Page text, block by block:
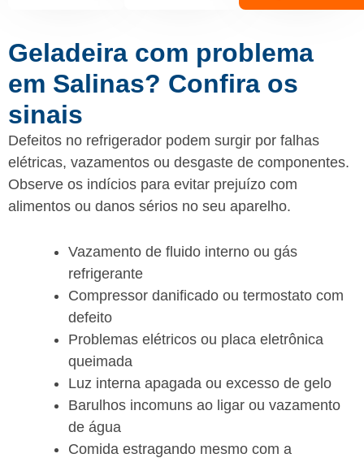
Geladeira com problema
em Salinas? Confira os
sinais
Defeitos no refrigerador podem surgir por falhas
elétricas, vazamentos ou desgaste de componentes.
Observe os indícios para evitar prejuízo com
alimentos ou danos sérios no seu aparelho.
Vazamento de fluido interno ou gás
refrigerante
Compressor danificado ou termostato com
defeito
Problemas elétricos ou placa eletrônica
queimada
Luz interna apagada ou excesso de gelo
Barulhos incomuns ao ligar ou vazamento
de água
Comida estragando mesmo com a